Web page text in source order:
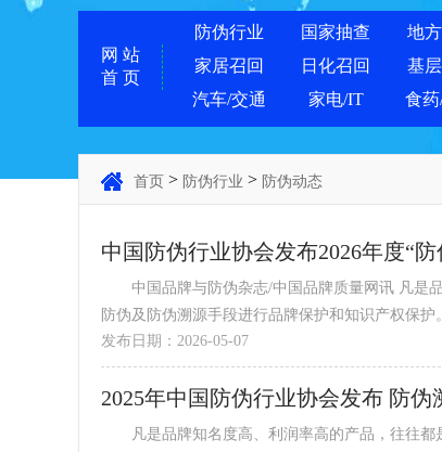
网 站
首 页
防伪行业 国家抽查 地
家居召回
日化召回 基
汽车/交通
家电/IT 食
首页 > 防伪行业 > 防伪动态
中国防伪行业协会发布2026年度“
中国品牌与防伪杂志/中国品牌质量网讯 凡是品牌知名度高、利润率高的产品，往往易成为假冒侵权的目标，往往更需要
防伪及防伪溯源手段进行品牌保护和知识产权保护
发布日期：2026-05-07
2025年中国防伪行业协会发布 防
凡是品牌知名度高、利润率高的产品，往往都